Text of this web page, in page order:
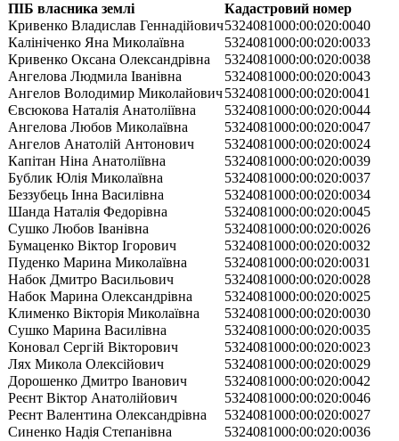
ПІБ власника землі
Кадастровий номер
Кривенко Владислав Геннадійович5324081000:00:020:0040
Калініченко Яна Миколаївна
5324081000:00:020:0033
Кривенко Оксана Олександрівна
5324081000:00:020:0038
Ангелова Людмила Іванівна
5324081000:00:020:0043
Ангелов Володимир Миколайович5324081000:00:020:0041
Євсюкова Наталія Анатоліївна
5324081000:00:020:0044
Ангелова Любов Миколаївна
5324081000:00:020:0047
Ангелов Анатолій Антонович
5324081000:00:020:0024
Капітан Ніна Анатоліївна
5324081000:00:020:0039
Бублик Юлія Миколаївна
5324081000:00:020:0037
Беззубець Інна Василівна
5324081000:00:020:0034
Шанда Наталія Федорівна
5324081000:00:020:0045
Сушко Любов Іванівна
5324081000:00:020:0026
Бумаценко Віктор Ігорович
5324081000:00:020:0032
Пуденко Марина Миколаївна
5324081000:00:020:0031
Набок Дмитро Васильович
5324081000:00:020:0028
Набок Марина Олександрівна
5324081000:00:020:0025
Клименко Вікторія Миколаївна
5324081000:00:020:0030
Сушко Марина Василівна
5324081000:00:020:0035
Коновал Сергій Вікторович
5324081000:00:020:0023
Лях Микола Олексійович
5324081000:00:020:0029
Дорошенко Дмитро Іванович
5324081000:00:020:0042
Реєнт Віктор Анатолійович
5324081000:00:020:0046
Реєнт Валентина Олександрівна
5324081000:00:020:0027
Синенко Надія Степанівна
5324081000:00:020:0036